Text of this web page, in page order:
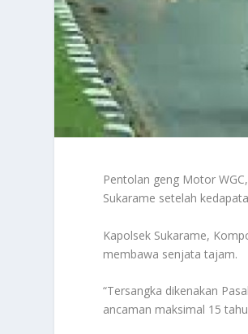
Pentolan geng Motor
Sukarame setelah
Kapolsek Sukarame,
membawa senjata tajam.
“Tersangka dikenakan
ancaman maksimal 15